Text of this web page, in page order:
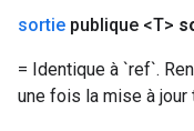
sortie publique <T>
= Identique à `ref`.
une fois la mise à jour